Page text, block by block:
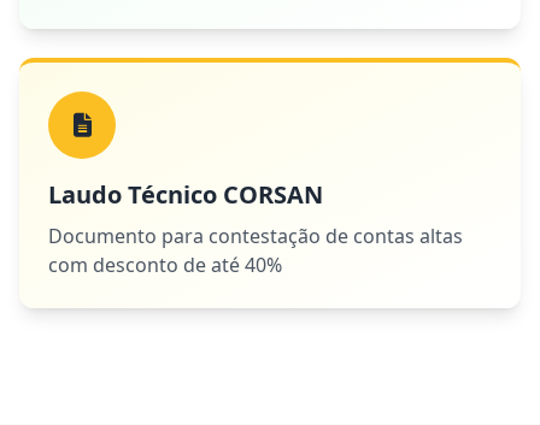
Laudo Técnico CORSAN
Documento para contestação de contas altas
com desconto de até 40%